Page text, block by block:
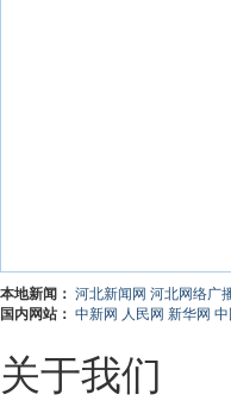
本地新闻： 河北新闻网 河北网络广
国内网站： 中新网 人民网 新华网 中
关于我们